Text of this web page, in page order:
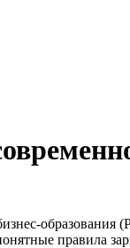
образования
правила